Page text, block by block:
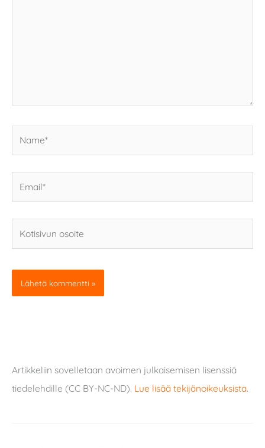
osoite
Artikkeliin sovelletaan avoimen julkaisemisen lisenssiä
tiedelehdille (CC BY-NC-ND). Lue lisää tekijänoikeuksista.